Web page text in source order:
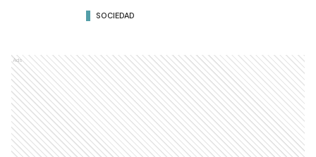
SOCIEDAD
Ads